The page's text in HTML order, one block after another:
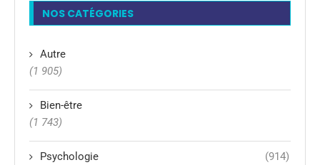
NOS CATÉGORIES
Autre
(1 905)
Bien-être
(1 743)
Psychologie (914)